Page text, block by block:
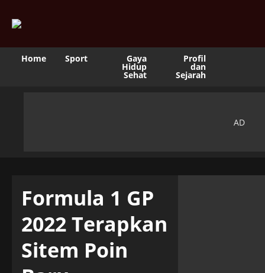
Home Sport Gaya
Hidup
Sehat
Profil
dan
Sejarah
Formula 1 GP
2022 Terapkan
Sitem Poin